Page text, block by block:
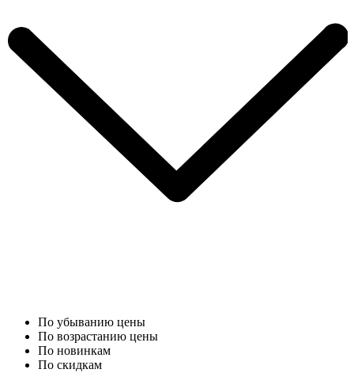
По убыванию цены
По возрастанию цены
По новинкам
По скидкам